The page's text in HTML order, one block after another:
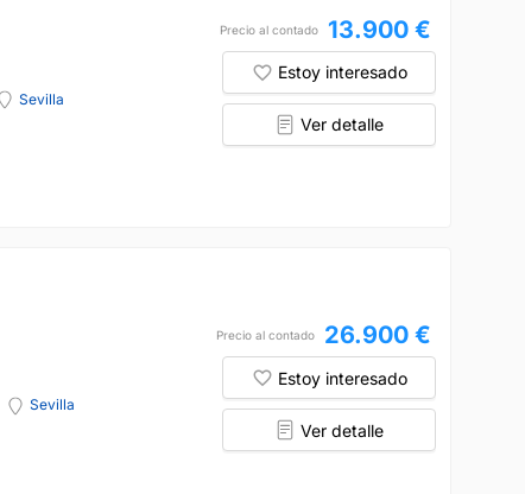
Sevilla
Precio al contado 13.900 €
Estoy interesado
Ver detalle
Sevilla
Precio al contado 26.900 €
Estoy interesado
Ver detalle